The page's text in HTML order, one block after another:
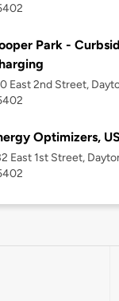
Park -
East 2nd Street,
Optimizers,
East 1st Street,